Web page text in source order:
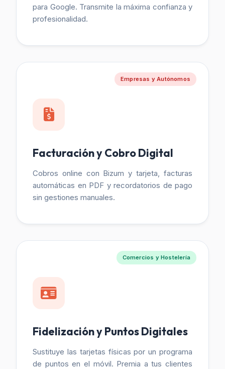
para Google. Transmite la máxima confianza y
profesionalidad.
Empresas y Autónomos
Facturación y Cobro Digital
Cobros online con Bizum y tarjeta, facturas
automáticas en PDF y recordatorios de pago
sin gestiones manuales.
Comercios y Hostelería
Fidelización y Puntos Digitales
Sustituye las tarjetas físicas por un programa
de puntos en el móvil. Premia a tus clientes